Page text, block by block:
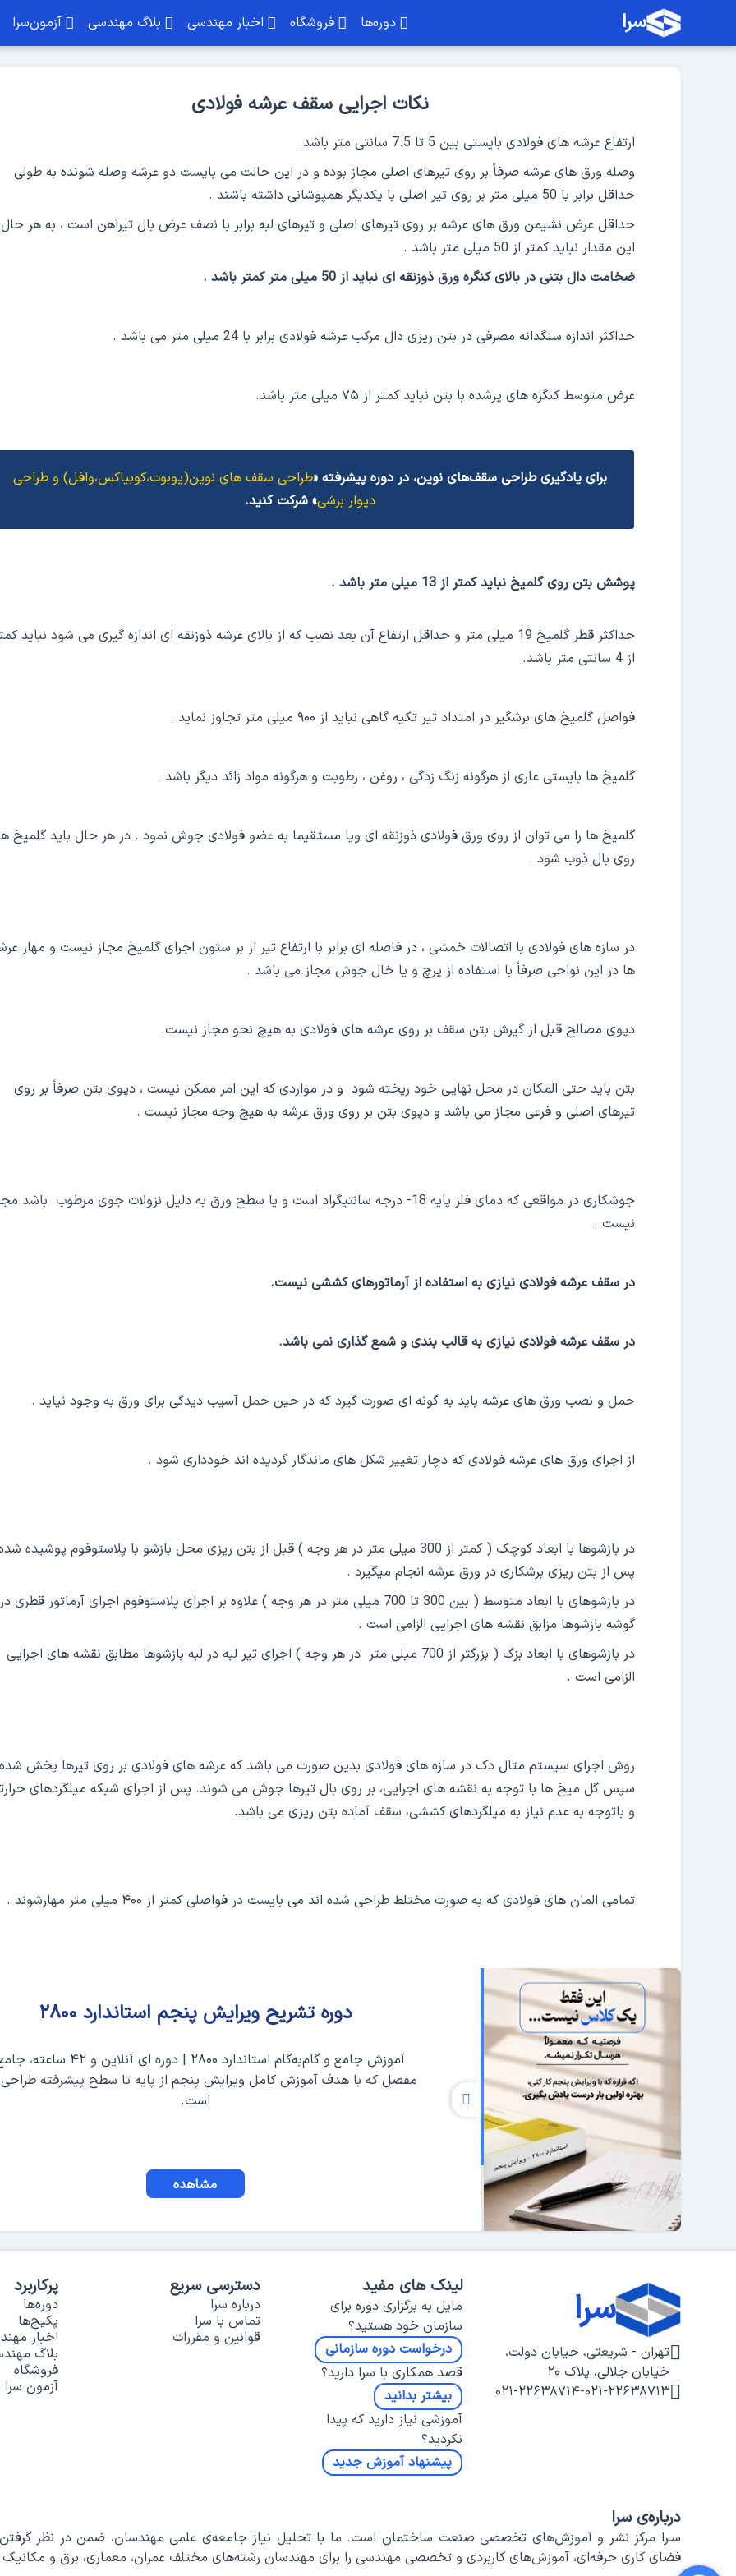
سرا دوره‌ها فروشگاه اخبار مهندسی بلاگ مهندسی آزمون‌سرا
نکات اجرایی سقف عرشه فولادی
ارتفاع عرشه های فولادی بایستی بین 5 تا 7.5 سانتی متر باشد.
وصله ورق های عرشه صرفاً بر روی تیرهای اصلی مجاز بوده و در این حالت می بایست دو عرشه وصله شونده به طولی
حداقل برابر با 50 میلی متر بر روی تیر اصلی با یکدیگر همپوشانی داشته باشند .
حداقل عرض نشیمن ورق های عرشه بر روی تیرهای اصلی و تیرهای لبه برابر با نصف عرض بال تیرآهن است ، به هر حال
این مقدار نباید کمتر از 50 میلی متر باشد .
ضخامت دال بتنی در بالای کنگره ورق ذوزنقه ای نباید از 50 میلی متر کمتر باشد
.
حداکثر اندازه سنگدانه مصرفی در بتن ریزی دال مرکب عرشه فولادی برابر با 24 میلی متر می باشد .
عرض متوسط کنگره های پرشده با بتن نباید کمتر از ۷۵ میلی متر باشد.
برای یادگیری طراحی سقف‌های نوین، در دوره پیشرفته «طراحی سقف های نوین(یوبوت،کوبیاکس،وافل) و طراحی
دیوار برشی» شرکت کنید.
پوشش بتن روی گلمیخ نباید کمتر از 13 میلی متر باشد .
حداکثر قطر گلمیخ 19 میلی متر و حداقل ارتفاع آن بعد نصب که از بالای عرشه ذوزنقه ای اندازه گیری می شود نباید
از 4 سانتی متر باشد.
فواصل گلمیخ های برشگیر در امتداد تیر تکیه گاهی نباید از ۹۰۰ میلی متر تجاوز نماید .
گلمیخ ها بایستی عاری از هرگونه زنگ زدگی ، روغن ، رطوبت و هرگونه مواد زائد دیگر باشد .
گلمیخ ها را می توان از روی ورق فولادی ذوزنقه ای ویا مستقیما به عضو فولادی جوش نمود . در هر حال باید گلمیخ
روی بال ذوب شود .
در سازه های فولادی با اتصالات خمشی ، در فاصله ای برابر با ارتفاع تیر از بر ستون اجرای گلمیخ مجاز نیست و مهار
ها در این نواحی صرفاً با استفاده از پرچ و یا خال جوش مجاز می باشد .
دپوی مصالح قبل از گیرش بتن سقف بر روی عرشه های فولادی به هیچ نحو مجاز نیست.
بتن باید حتی المکان در محل نهایی خود ریخته شود و در مواردی که این امر ممکن نیست ، دپوی بتن صرفاً بر روی
تیرهای اصلی و فرعی مجاز می باشد و دپوی بتن بر روی ورق عرشه به هیچ وجه مجاز نیست .
جوشکاری در مواقعی که دمای فلز پایه 18- درجه سانتیگراد است و یا سطح ورق به دلیل نزولات جوی مرطوب باشد
نیست .
در سقف عرشه فولادی نیازی به استفاده از آرماتورهای کششی نیست.
در سقف عرشه فولادی نیازی به قالب بندی و شمع گذاری نمی باشد.
حمل و نصب ورق های عرشه باید به گونه ای صورت گیرد که در حین حمل آسیب دیدگی برای ورق به وجود نیاید .
از اجرای ورق های عرشه فولادی که دچار تغییر شکل های ماندگار گردیده اند خودداری شود .
در بازشوها با ابعاد کوچک ( کمتر از 300 میلی متر در هر وجه ) قبل از بتن ریزی محل بازشو با پلاستوفوم پوشیده
پس از بتن ریزی برشکاری در ورق عرشه انجام میگیرد .
در بازشوهای با ابعاد متوسط ( بین 300 تا 700 میلی متر در هر وجه ) علاوه بر اجرای پلاستوفوم اجرای آرماتور قطری
گوشه بازشوها مزابق نقشه های اجرایی الزامی است .
در بازشوهای با ابعاد بزگ ( بزرگتر از 700 میلی متر در هر وجه ) اجرای تیر لبه در لبه بازشوها مطابق نقشه های اجرایی
الزامی است .
روش اجرای سیستم متال دک در سازه های فولادی بدین صورت می باشد که عرشه های فولادی بر روی تیرها پخش
سپس گل میخ ها با توجه به نقشه های اجرایی، بر روی بال تیرها جوش می شوند. پس از اجرای شبکه میلگردهای
و باتوجه به عدم نیاز به میلگردهای کششی، سقف آماده بتن ریزی می باشد.
تمامی المان های فولادی که به صورت مختلط طراحی شده اند می بایست در فواصلی کمتر از ۴۰۰ میلی متر مهارشوند .
دوره تشریح ویرایش پنجم استاندارد ۲۸۰۰
آموزش جامع و گام‌به‌گام استاندارد ۲۸۰۰ | دوره ای آنلاین و
مفصل که با هدف آموزش کامل ویرایش پنجم از پایه تا سطح پیشرفته
است.
مشاهده
دوره نکات اجرایی سقف های فولادی
نکات اجرایی ساختمان
دوره نکات اجرایی وال پست ها
نکات اجرایی ساختمان
دوره اجرای
ویژه بازار کار
سرا
تهران - شریعتی، خیابان دولت،
خیابان جلالی، پلاک ۲۰
۰۲۱-۲۲۶۳۸۷۱۳-۰۲۱-۲۲۶۳۸۷۱۴
لینک های مفید
مایل به برگزاری دوره برای
سازمان خود هستید؟
درخواست دوره سازمانی
قصد همکاری با سرا دارید؟
بیشتر بدانید
آموزشی نیاز دارید که پیدا
نکردید؟
پیشنهاد آموزش جدید
دسترسی سریع
درباره سرا
تماس با سرا
قوانین و مقررات
پرکاربرد
دوره‌ها
پکیج‌ها
اخبار
بلاگ
فروشگاه
آزمون سرا
درباره‌ی سرا
سـرا مرکز نشر و آموزش‌های تخصصی صنعت ساختمان است. ما با تحلیل نیاز جامعه‌ی علمی مهندسان، ضمن در نظر
فضای کاری حرفه‌ای، آموزش‌های کاربردی و تخصصی مهندسی را برای مهندسان رشته‌های مختلف عمران، معماری، برق و مکانیک